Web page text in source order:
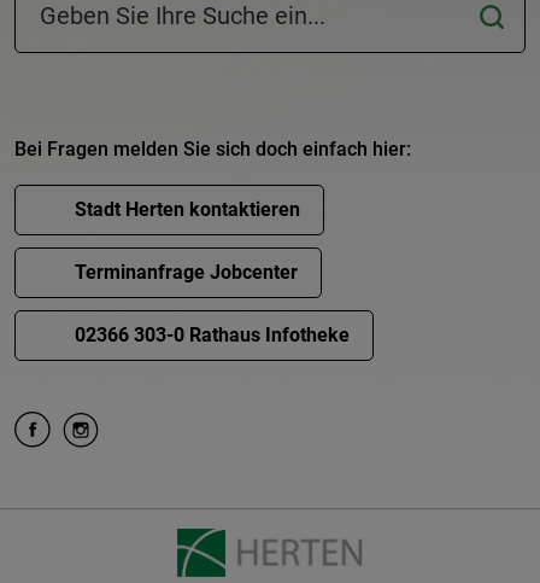
Bei Fragen melden Sie sich doch einfach hier:
Stadt Herten kontaktieren
Terminanfrage Jobcenter
02366 303-0 Rathaus Infotheke